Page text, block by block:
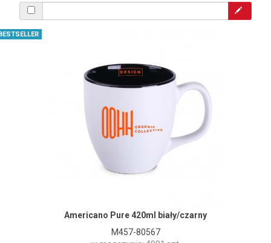
Americano Pure 420ml biały/czarny
M457-80567